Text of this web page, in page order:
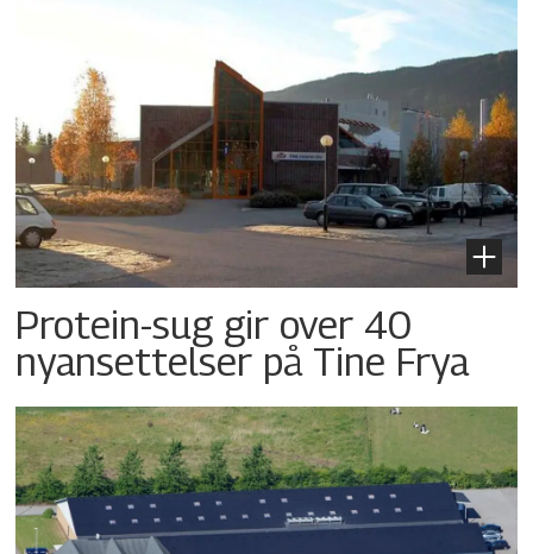
Protein-sug gir over 40
nyansettelser på Tine Frya